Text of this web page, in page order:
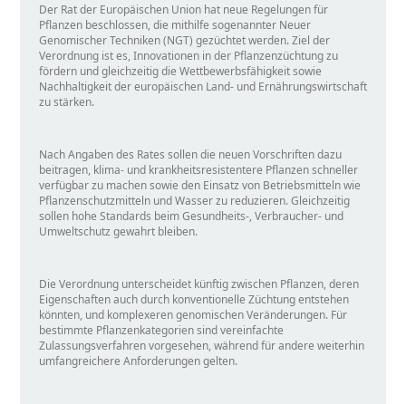
Der Rat der Europäischen Union hat neue Regelungen für
Pflanzen beschlossen, die mithilfe sogenannter Neuer
Genomischer Techniken (NGT) gezüchtet werden. Ziel der
Verordnung ist es, Innovationen in der Pflanzenzüchtung zu
fördern und gleichzeitig die Wettbewerbsfähigkeit sowie
Nachhaltigkeit der europäischen Land- und Ernährungswirtschaft
zu stärken.
Nach Angaben des Rates sollen die neuen Vorschriften dazu
beitragen, klima- und krankheitsresistentere Pflanzen schneller
verfügbar zu machen sowie den Einsatz von Betriebsmitteln wie
Pflanzenschutzmitteln und Wasser zu reduzieren. Gleichzeitig
sollen hohe Standards beim Gesundheits-, Verbraucher- und
Umweltschutz gewahrt bleiben.
Die Verordnung unterscheidet künftig zwischen Pflanzen, deren
Eigenschaften auch durch konventionelle Züchtung entstehen
könnten, und komplexeren genomischen Veränderungen. Für
bestimmte Pflanzenkategorien sind vereinfachte
Zulassungsverfahren vorgesehen, während für andere weiterhin
umfangreichere Anforderungen gelten.